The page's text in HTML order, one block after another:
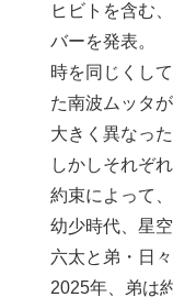
ヒビトを含む
バーを発表。
時を同じくし
た南波ムッタ
大きく異なっ
しかしそれぞ
約束によって
幼少時代、星
六太と弟・日々
2025年、弟は